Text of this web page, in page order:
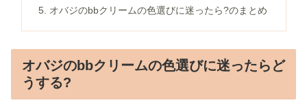
オバジのbbクリームの色選びに迷ったら?のまとめ
オバジのbbクリームの色選びに迷ったらど
うする?